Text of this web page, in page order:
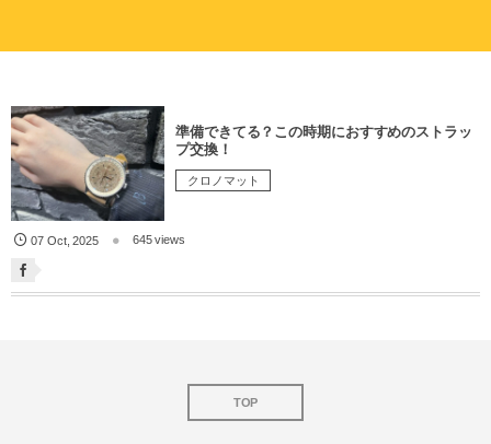
準備できてる？この時期におすすめのストラッ
プ交換！
クロノマット
07 Oct,2025 645 views
TOP